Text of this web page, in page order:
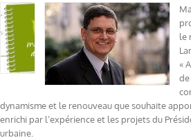
le
«
dynamisme et le renouveau que souhaite
enrichi par l’expérience et les projets du
urbaine.